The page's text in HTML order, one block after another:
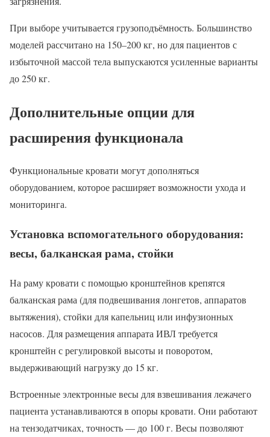
При выборе учитывается грузоподъёмность. Большинство
моделей рассчитано на 150–200 кг, но для пациентов с
избыточной массой тела выпускаются усиленные варианты
до 250 кг.
Дополнительные опции для
расширения функционала
Функциональные кровати могут дополняться
оборудованием, которое расширяет возможности ухода и
мониторинга.
Установка вспомогательного оборудования:
весы, балканская рама, стойки
На раму кровати с помощью кронштейнов крепятся
балканская рама (для подвешивания лонгетов, аппаратов
вытяжения), стойки для капельниц или инфузионных
насосов. Для размещения аппарата ИВЛ требуется
кронштейн с регулировкой высоты и поворотом,
выдерживающий нагрузку до 15 кг.
Встроенные электронные весы для взвешивания лежачего
пациента устанавливаются в опоры кровати. Они работают
на тензодатчиках, точность — до 100 г. Весы позволяют